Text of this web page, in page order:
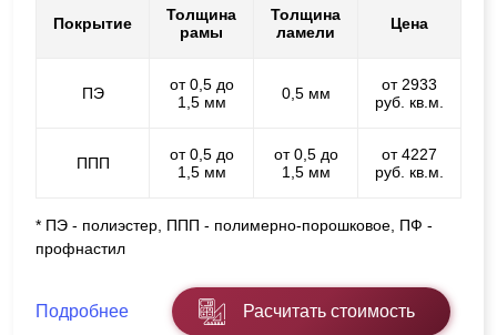
Покрытие
Толщина
рамы
Толщина
ламели
Цена
ПЭ
от 0,5 до
1,5 мм
0,5 мм
от 2933
руб. кв.м.
ППП
от 0,5 до
1,5 мм
от 0,5 до
1,5 мм
от 4227
руб. кв.м.
* ПЭ - полиэстер, ППП - полимерно-порошковое, ПФ -
профнастил
Подробнее Расчитать стоимость